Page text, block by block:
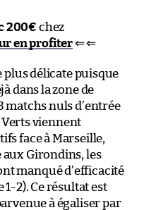
200€ chez
en profiter⇐ ⇐
plus délicate puisque
dans la zone de
matchs nuls d’entrée
Verts viennent
face à Marseille,
aux Girondins, les
manqué d’efficacité
2). Ce résultat est
à égaliser par